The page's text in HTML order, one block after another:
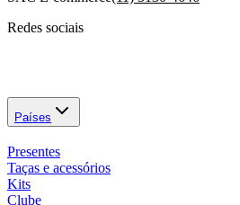
Redes sociais
Países
Presentes
Taças e acessórios
Kits
Clube